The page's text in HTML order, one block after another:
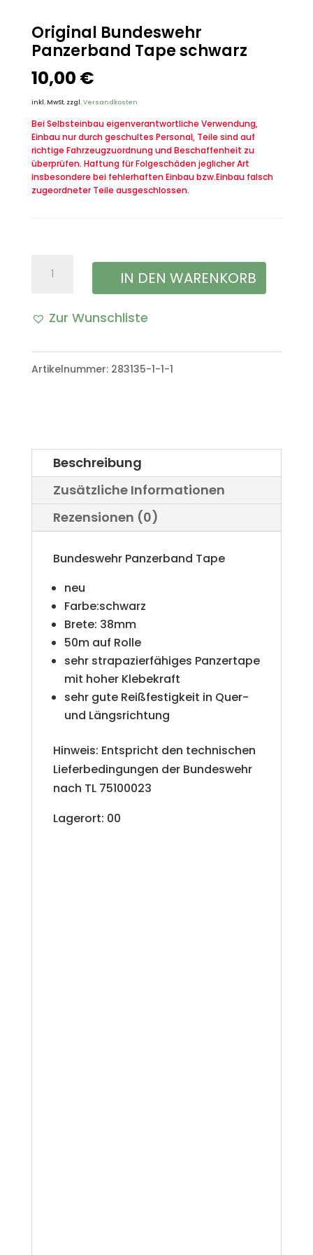
Original Bundeswehr
Panzerband Tape schwarz
10,00 €
inkl. MwSt. zzgl.Versandkosten
Bei Selbsteinbau eigenverantwortliche Verwendung,
Einbau nur durch geschultes Personal, Teile sind auf
richtige Fahrzeugzuordnung und Beschaffenheit zu
überprüfen. Haftung für Folgeschäden jeglicher Art
insbesondere bei fehlerhaften Einbau bzw.Einbau falsch
zugeordneter Teile ausgeschlossen.
Original
Bundeswehr
Panzerband
schwarz
IN DEN WARENKORB
Zur Wunschliste
l
r
n
Artikelnummer: 283135-1-1-1
Beschreibung
Zusätzliche Informationen
Rezensionen (0)
Bundeswehr Panzerband Tape
neu
Farbe:schwarz
Brete: 38mm
50m auf Rolle
sehr strapazierfähiges Panzertape
mit hoher Klebekraft
sehr gute Reißfestigkeit in Quer-
und Längsrichtung
Hinweis: Entspricht den technischen
Lieferbedingungen der Bundeswehr
nach TL 75100023
Lagerort: 00